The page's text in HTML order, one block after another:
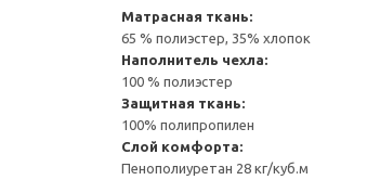
Матрасная ткань:
65 % полиэстер, 35% хлопок
Наполнитель чехла:
100 % полиэстер
Защитная ткань:
100% полипропилен
Слой комфорта:
Пенополиуретан 28 кг/куб.м